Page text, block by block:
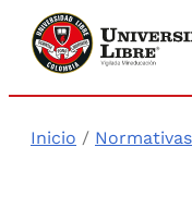
Inicio / Normativas